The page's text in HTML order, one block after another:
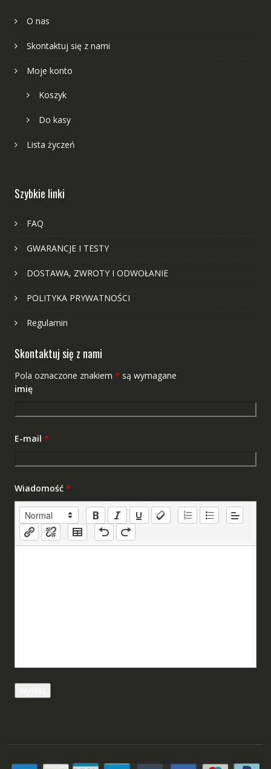
O nas
Skontaktuj się z nami
Moje konto
Koszyk
Do kasy
Lista życzeń
Szybkie linki
FAQ
GWARANCJE I TESTY
DOSTAWA, ZWROTY I ODWOŁANIE
POLITYKA PRYWATNOŚCI
Regulamin
Skontaktuj się z nami
Pola oznaczone znakiem * są wymagane
imię
E-mail *
Wiadomość *